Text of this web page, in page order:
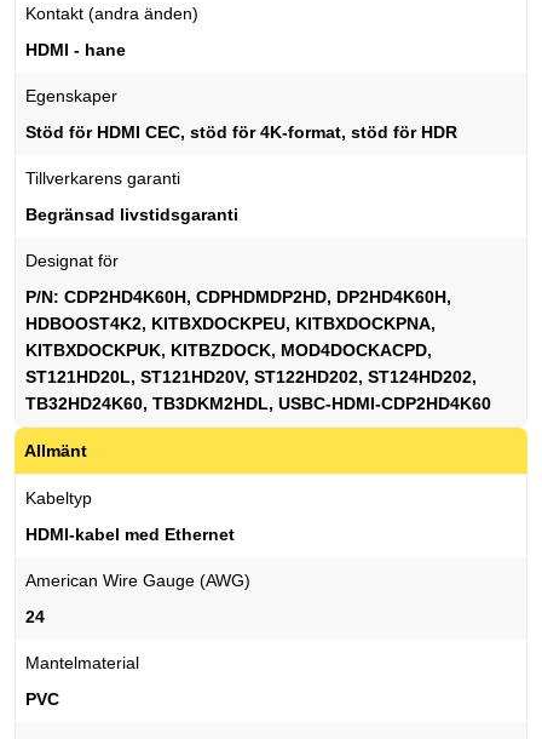
Kontakt (andra änden)
HDMI - hane
Egenskaper
Stöd för HDMI CEC, stöd för 4K-format, stöd för HDR
Tillverkarens garanti
Begränsad livstidsgaranti
Designat för
P/N: CDP2HD4K60H, CDPHDMDP2HD, DP2HD4K60H,
HDBOOST4K2, KITBXDOCKPEU, KITBXDOCKPNA,
KITBXDOCKPUK, KITBZDOCK, MOD4DOCKACPD,
ST121HD20L, ST121HD20V, ST122HD202, ST124HD202,
TB32HD24K60, TB3DKM2HDL, USBC-HDMI-CDP2HD4K60
Allmänt
Kabeltyp
HDMI-kabel med Ethernet
American Wire Gauge (AWG)
24
Mantelmaterial
PVC